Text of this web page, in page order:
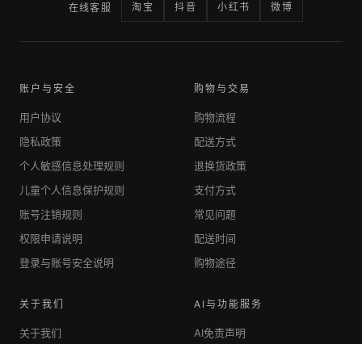
在线客服 淘宝 抖音 小红书 微博
账户与安全
用户协议
隐私政策
个人敏感信息处理规则
儿童个人信息保护规则
账号注销规则
权限申请说明
登录与账号安全说明
购物与交易
购物流程
配送方式
退换货政策
支付方式
常见问题
配送时间
购物途径
关于我们
关于我们
AI与功能服务
AI免责声明